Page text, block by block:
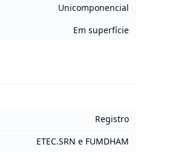
Unicomponencial
Em superfície
Registro
ETEC.SRN e FUMDHAM